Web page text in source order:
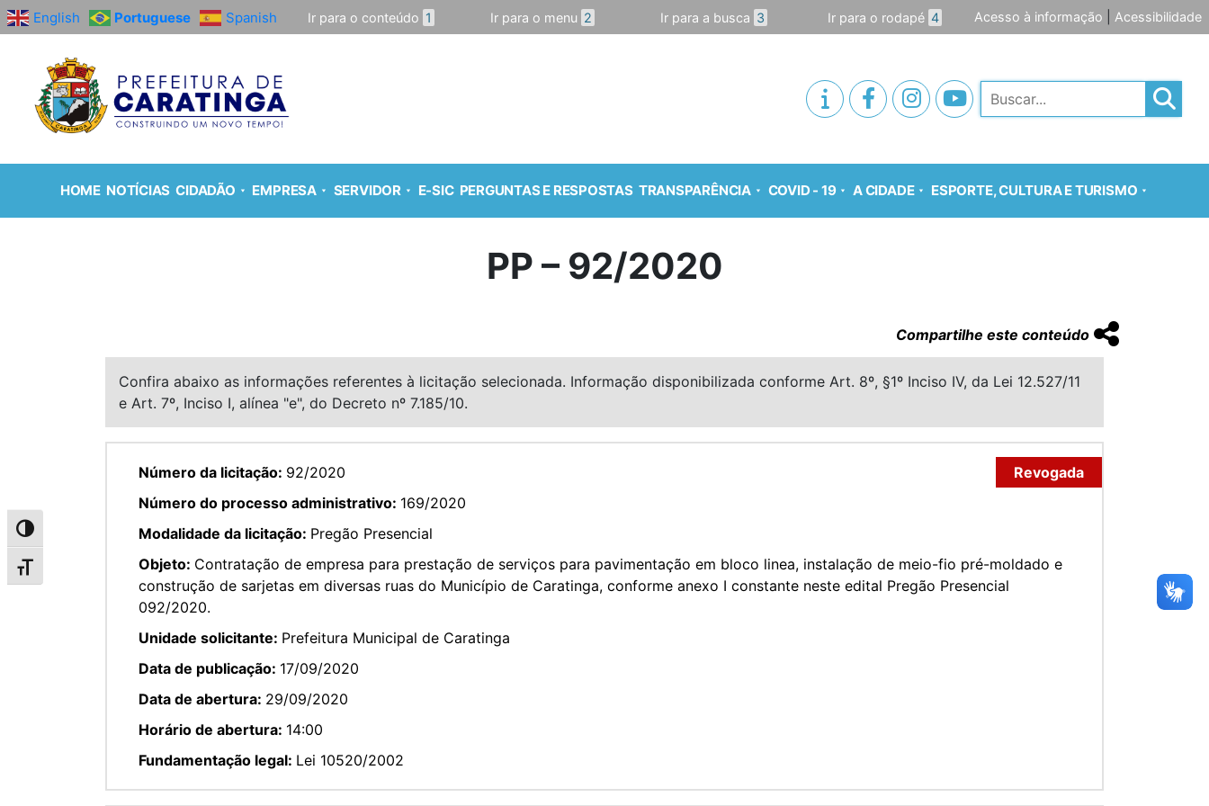
Alternar alto contraste
Alternar tamanho da fonte
English Portuguese Spanish Ir para o conteúdo 1 Ir para o menu 2 Ir para a busca 3 Ir para o rodapé 4 Acesso à informação Acessibilidade
Pesquisar
HOME NOTÍCIAS CIDADÃO EMPRESA SERVIDOR E-SIC PERGUNTAS E RESPOSTAS TRANSPARÊNCIA COVID - 19 A CIDADE ESPORTE, CULTURA E TURISMO
PP – 92/2020
Compartilhe este conteúdo
Confira abaixo as informações referentes à licitação selecionada. Informação disponibilizada conforme Art. 8º, §1º Inciso IV, da Lei 12.527/11
e Art. 7º, Inciso I, alínea "e", do Decreto nº 7.185/10.
Revogada
Número da licitação: 92/2020
Número do processo administrativo: 169/2020
Modalidade da licitação: Pregão Presencial
Objeto: Contratação de empresa para prestação de serviços para pavimentação em bloco linea, instalação de meio-fio pré-moldado e
construção de sarjetas em diversas ruas do Município de Caratinga, conforme anexo I constante neste edital Pregão Presencial
092/2020.
Unidade solicitante: Prefeitura Municipal de Caratinga
Data de publicação: 17/09/2020
Data de abertura: 29/09/2020
Horário de abertura: 14:00
Fundamentação legal: Lei 10520/2002